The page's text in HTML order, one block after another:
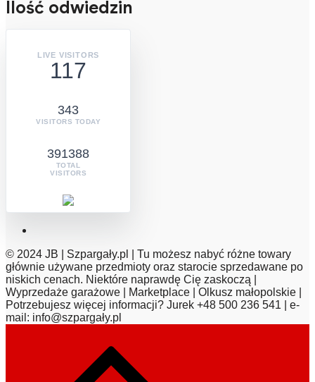
Ilość odwiedzin
LIVE VISITORS
117
343
VISITORS TODAY
391388
TOTAL
VISITORS
© 2024 JB | Szpargały.pl | Tu możesz nabyć różne towary
głównie używane przedmioty oraz starocie sprzedawane po
niskich cenach. Niektóre naprawdę Cię zaskoczą |
Wyprzedaże garażowe | Marketplace | Olkusz małopolskie |
Potrzebujesz więcej informacji? Jurek +48 500 236 541 | e-
mail: info@szpargały.pl